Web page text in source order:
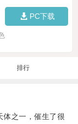
PC下载
排行
之一，催生了很